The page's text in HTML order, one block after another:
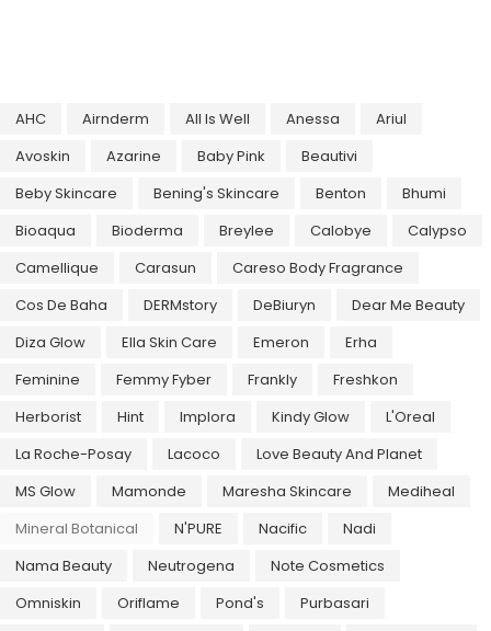
AHC Airnderm All Is Well Anessa
Ariul
Avoskin
Azarine Baby Pink
Beautivi
Beby Skincare
Bening's Skincare Benton
Bhumi
Bioaqua
Bioderma Breylee Calobye
Calypso
Camellique
Carasun
Careso Body Fragrance
Cos De Baha
DERMstory DeBiuryn
Dear Me Beauty
Diza Glow
Ella Skin Care Emeron
Erha
Feminine
Femmy Fyber Frankly
Freshkon
Herborist
Hint Implora Kindy Glow
L'Oreal
La Roche-Posay
Lacoco
Love Beauty And Planet
MS Glow
Mamonde Maresha Skincare
Mediheal
Mineral Botanical
N'PURE Nacific
Nadi
Nama Beauty
Neutrogena
Note Cosmetics
Omniskin
Oriflame Pond's
Purbasari